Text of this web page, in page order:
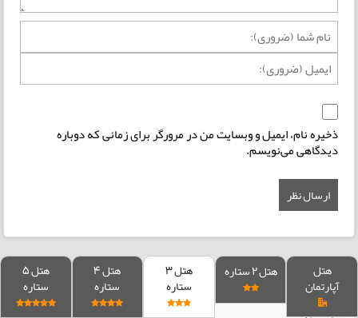
هتل
آپارتمان
هتل 2 ستاره هتل 3
ستاره
هتل 4
ستاره
هتل 5
ستاره
ذخیره نام، ایمیل و وبسایت من در مرورگر برای زمانی که دوباره
دیدگاهی می‌نویسم.